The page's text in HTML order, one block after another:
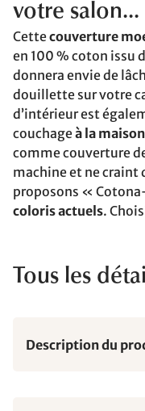
votre salon...
Cettecouverture
en 100 % coton issu
donnera envie de
douillette sur votre
d’intérieur est
couchageà la
comme couverture
machine et ne craint
proposons «
coloris actuels.
Tous les
Description du